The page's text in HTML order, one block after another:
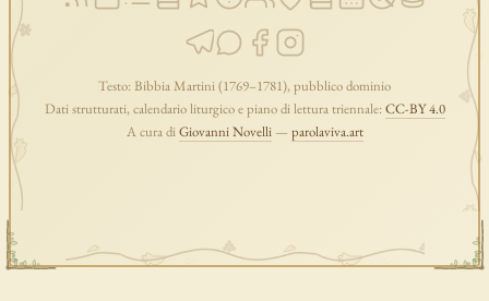
Testo: Bibbia Martini (1769–1781), pubblico dominio
Dati strutturati, calendario liturgico e piano di lettura triennale: CC-BY 4.0
A cura diGiovanni Novelli—parolaviva.art